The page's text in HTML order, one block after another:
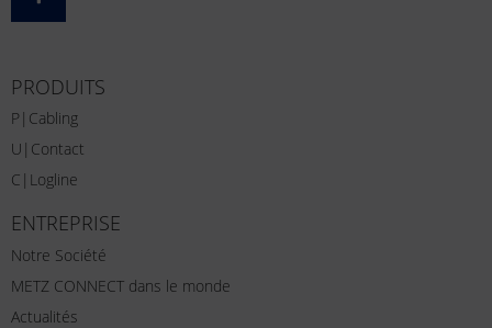
PRODUITS
P|Cabling
U|Contact
C|Logline
ENTREPRISE
Notre Société
METZ CONNECT dans le monde
Actualités